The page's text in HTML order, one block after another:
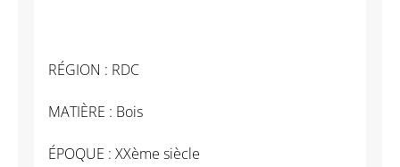
RÉGION : RDC
MATIÈRE : Bois
ÉPOQUE : XXème siècle